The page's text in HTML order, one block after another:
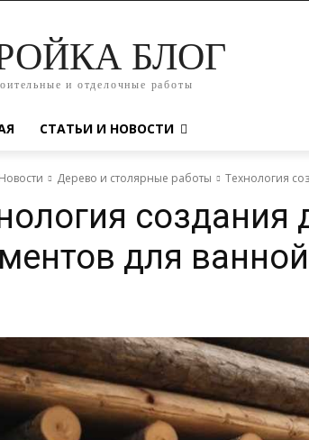
БЛОГ
и отделочные работы
СТАТЬИ И НОВОСТИ
Новости Дерево и столярные работы Технология
создания
для